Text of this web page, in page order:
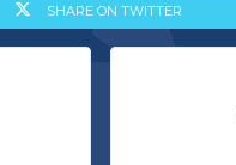
SHARE ON TWITTER